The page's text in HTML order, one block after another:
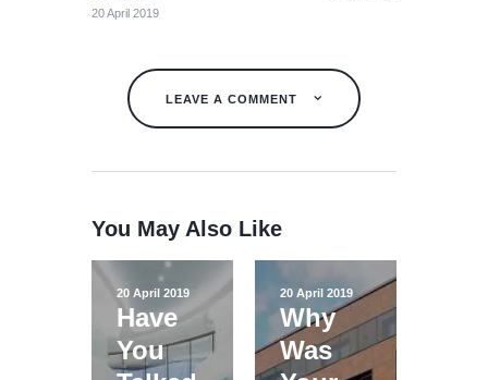
20 April 2019
LEAVE A COMMENT
You May Also Like
20 April 2019
Have
You
20 April 2019
Why
Was